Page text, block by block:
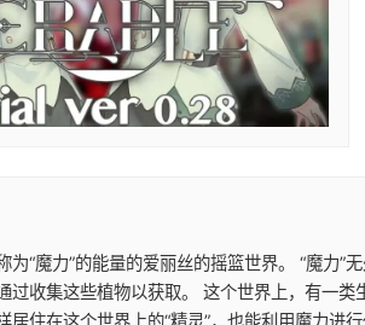
为“魔力”的能量的爱丽丝的摇篮世界。 “魔力
过收集这些植物以获取。 这个世界上，有一
居住在这个世界上的“精灵”，也能利用魔力